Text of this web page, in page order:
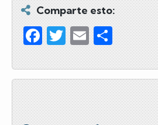
Comparte esto:
F
c
T
tt
E
ail
C
m